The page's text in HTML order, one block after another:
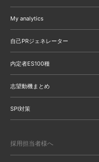
My analytics
自己PRジェネレーター
内定者ES100種
志望動機まとめ
SPI対策
採用担当者様へ